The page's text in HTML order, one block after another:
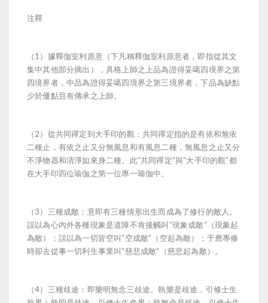
注釋
（1）據釋伽室利原意（下凡稱釋伽室利原意者，即指從其文
集中其他部分摘出），具格上師之上品為證得妥噶四境界之第
四境界者，中品為證得妥噶四境界之第三境界者，下品為缺點
少於優點且有傳承之上師。
（2）從共同禪定到大手印的觀：共同禪定指的是有依和無依
二種止，有依之止又分無風息和有風息二種，無風息之止又分
不淨物器和清淨如來身二種。此“共同禪定”與“大手印的觀”都
在大手印四位瑜伽之第一位專一瑜伽中。
（3）三種成敵：意即有三種情形出生而成為了修行的敵人。
誤以為心內外各種現象是道障不肯接觸叫“現象成敵”（現象起
為敵）；誤以為一切皆空叫“空成敵”（空起為敵）；于應專修
時卻去從事一切利生事業叫“慈悲成敵”（慈悲起為敵）。
（4）三種歧途：即樂明無念三歧途。執樂是歧途，引修士生